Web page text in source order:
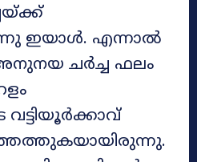
ഇയാൾ. എന്നാൽ
ചർച്ച ഫലം
വട്ടിയൂർക്കാവ്